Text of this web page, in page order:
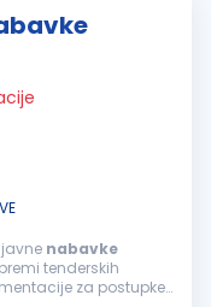
nabavke
za postupke